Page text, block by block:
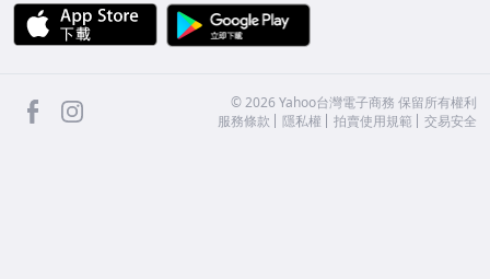
APP Store
facebook ©2026 Yahoo台灣電子商務 保留所有權利
服務條款
隱私權 拍賣使用規範 交易安全